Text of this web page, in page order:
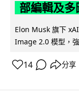
部編輯及
Elon Musk 旗下
Image 2.0 模型，
14 分享